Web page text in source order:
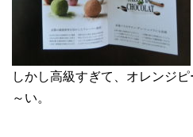
しかし高級すぎて、オレンジ
～い。